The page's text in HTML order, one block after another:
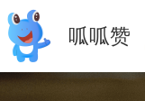
呱呱赞